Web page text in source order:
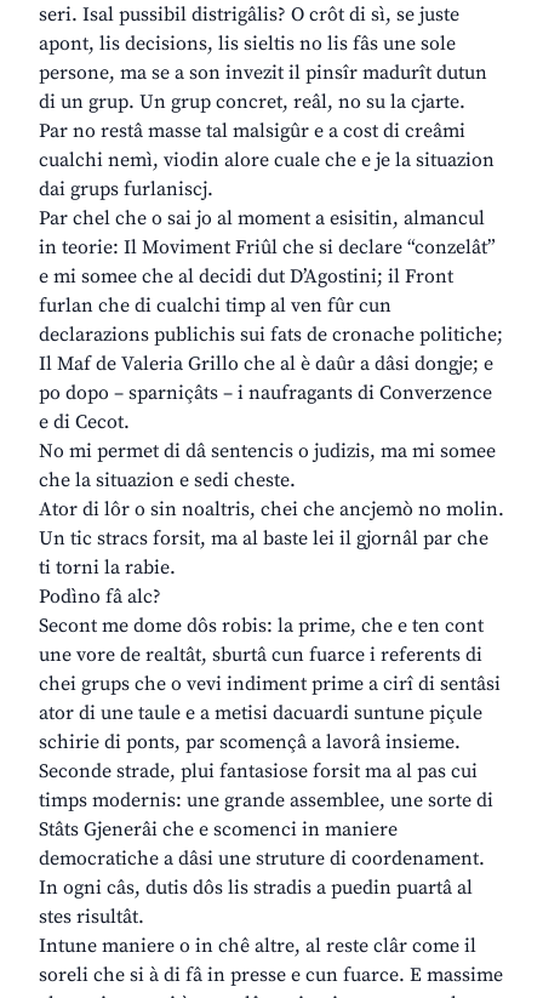
seri. Isal pussibil distrigâlis? O crôt di sì, se juste
apont, lis decisions, lis sieltis no lis fâs une sole
persone, ma se a son invezit il pinsîr madurît dutun
di un grup. Un grup concret, reâl, no su la cjarte.
Par no restâ masse tal malsigûr e a cost di creâmi
cualchi nemì, viodin alore cuale che e je la situazion
dai grups furlaniscj.
Par chel che o sai jo al moment a esisitin, almancul
in teorie: Il Moviment Friûl che si declare “conzelât”
e mi somee che al decidi dut D’Agostini; il Front
furlan che di cualchi timp al ven fûr cun
declarazions publichis sui fats de cronache politiche;
Il Maf de Valeria Grillo che al è daûr a dâsi dongje; e
po dopo – sparniçâts – i naufragants di Converzence
e di Cecot.
No mi permet di dâ sentencis o judizis, ma mi somee
che la situazion e sedi cheste.
Ator di lôr o sin noaltris, chei che ancjemò no molin.
Un tic stracs forsit, ma al baste lei il gjornâl par che
ti torni la rabie.
Podìno fâ alc?
Secont me dome dôs robis: la prime, che e ten cont
une vore de realtât, sburtâ cun fuarce i referents di
chei grups che o vevi indiment prime a cirî di sentâsi
ator di une taule e a metisi dacuardi suntune piçule
schirie di ponts, par scomençâ a lavorâ insieme.
Seconde strade, plui fantasiose forsit ma al pas cui
timps modernis: une grande assemblee, une sorte di
Stâts Gjenerâi che e scomenci in maniere
democratiche a dâsi une struture di coordenament.
In ogni câs, dutis dôs lis stradis a puedin puartâ al
stes risultât.
Intune maniere o in chê altre, al reste clâr come il
soreli che si à di fâ in presse e cun fuarce. E massime